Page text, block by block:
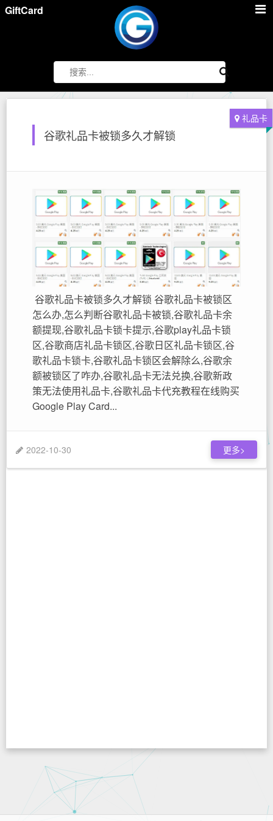
GiftCard
谷歌礼品卡被锁多久才解锁
礼品卡
谷歌礼品卡被锁多久才解锁 谷歌礼品卡被锁区
怎么办,怎么判断谷歌礼品卡被锁,谷歌礼品卡余
额提现,谷歌礼品卡锁卡提示,谷歌play礼品卡锁
区,谷歌商店礼品卡锁区,谷歌日区礼品卡锁区,谷
歌礼品卡锁卡,谷歌礼品卡锁区会解除么,谷歌余
额被锁区了咋办,谷歌礼品卡无法兑换,谷歌新政
策无法使用礼品卡,谷歌礼品卡代充教程在线购买
Google Play Card...
2022-10-30 更多>